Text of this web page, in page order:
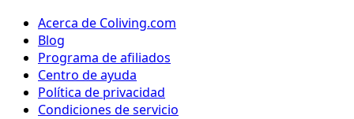
Acerca de Coliving.com
Blog
Programa de afiliados
Centro de ayuda
Política de privacidad
Condiciones de servicio